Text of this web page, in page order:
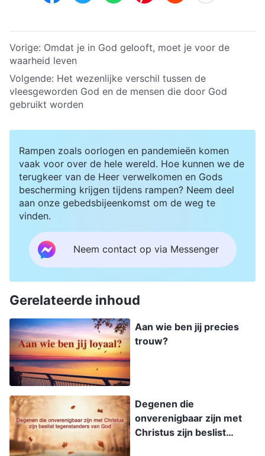
Vorige: Omdat je in God gelooft, moet je voor de
waarheid leven
Volgende: Het wezenlijke verschil tussen de
vleesgeworden God en de mensen die door God
gebruikt worden
Rampen zoals oorlogen en pandemieën komen
vaak voor over de hele wereld. Hoe kunnen we de
terugkeer van de Heer verwelkomen en Gods
bescherming krijgen tijdens rampen? Neem deel
aan onze gebedsbijeenkomst om de weg te
vinden.
Neem contact op via Messenger
Gerelateerde inhoud
Aan wie ben jij precies
trouw?
Degenen die
onverenigbaar zijn met
Christus zijn beslist